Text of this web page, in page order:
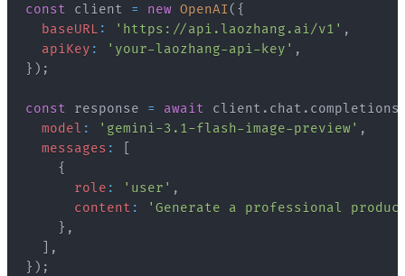
const client = new OpenAI( {
baseURL : 'https://api.laozhang.ai/v1' ,
apiKey : 'your-laozhang-api-key' ,
} ) ;
const response = await client . chat . completions
model : 'gemini-3.1-flash-image-preview' ,
messages :
{
role : 'user' ,
content :
'Generate a professional
} ,
,
} ) ;